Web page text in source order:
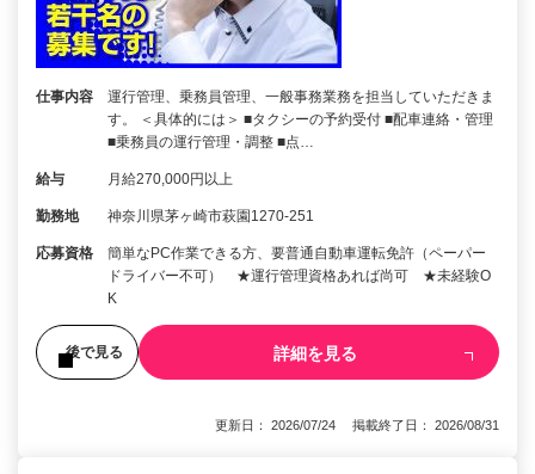
仕事内容
運行管理、乗務員管理、一般事務業務を担当していただきま
す。 ＜具体的には＞ ■タクシーの予約受付 ■配車連絡・管理
■乗務員の運行管理・調整 ■点…
給与 月給270,000円以上
勤務地 神奈川県茅ヶ崎市萩園1270-251
応募資格
簡単なPC作業できる方、要普通自動車運転免許（ペーパー
ドライバー不可） ★運行管理資格あれば尚可 ★未経験O
K
後で見る 詳細を見る
更新日： 2026/07/24 掲載終了日： 2026/08/31